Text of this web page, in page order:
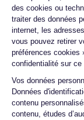
des cookies ou
traiter des données
internet, les
vous pouvez retirer
préférences cookies
confidentialité sur ce
Vos données
Données
contenu
contenu, études
smartphones
Chacun des
site est alors
nos locaux un
premiers à
intermédiaire.